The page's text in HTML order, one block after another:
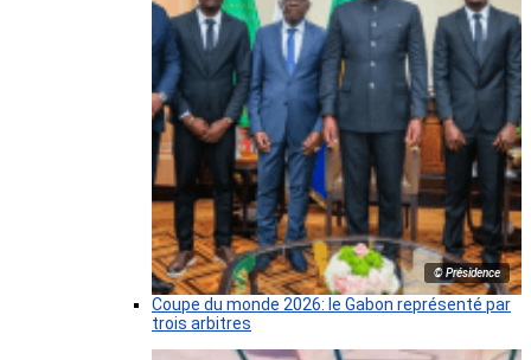
© Présidence
Coupe du monde 2026: le Gabon représenté par
trois arbitres